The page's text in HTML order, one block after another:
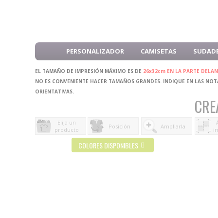
PERSONALIZADOR CAMISETAS
EL TAMAÑO DE IMPRESIÓN MÁXIMO ES DE 26x32cm EN LA PARTE
NO ES CONVENIENTE HACER TAMAÑOS GRANDES. INDIQUE EN LAS
ORIENTATIVAS.
Elija un
producto
Posición Ampliarla
COLORES DISPONIBLES